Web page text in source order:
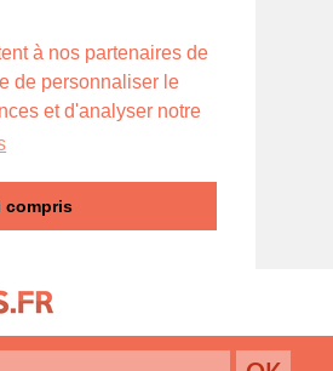
à nos partenaires de
de personnaliser le
et d'analyser notre
compris